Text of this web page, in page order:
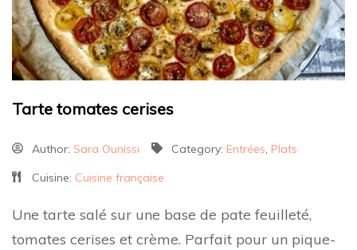
Tarte tomates cerises
Author: Sara Ounissi Category: Entrées Plats
Cuisine: Cuisine française
Une tarte salé sur une base de pate feuilleté,
tomates cerises et crème. Parfait pour un pique-